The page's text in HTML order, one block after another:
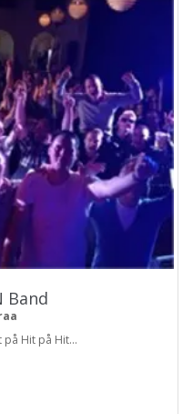
Band
på Hit på Hit...